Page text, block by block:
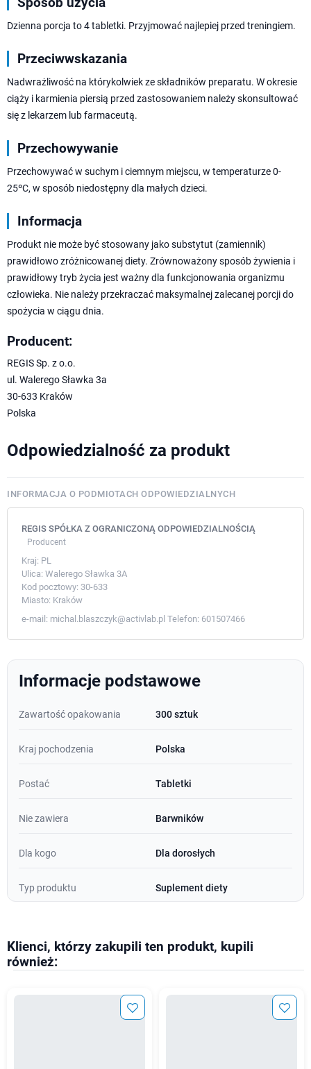
Dzienna porcja to 4 tabletki. Przyjmować najlepiej przed treningiem.
Przeciwwskazania
Nadwrażliwość na którykolwiek ze składników preparatu. W okresie
ciąży i karmienia piersią przed zastosowaniem należy skonsultować
się z lekarzem lub farmaceutą.
Przechowywanie
Przechowywać w suchym i ciemnym miejscu, w temperaturze 0-
25ºC, w sposób niedostępny dla małych dzieci.
Informacja
Produkt nie może być stosowany jako substytut (zamiennik)
prawidłowo zróżnicowanej diety. Zrównoważony sposób żywienia i
prawidłowy tryb życia jest ważny dla funkcjonowania organizmu
człowieka. Nie należy przekraczać maksymalnej zalecanej porcji do
spożycia w ciągu dnia.
Producent:
REGIS Sp. z o.o.
ul. Walerego Sławka 3a
30-633 Kraków
Polska
Odpowiedzialność za produkt
INFORMACJA O PODMIOTACH ODPOWIEDZIALNYCH
REGIS SPÓŁKA Z OGRANICZONĄ ODPOWIEDZIALNOŚCIĄ
Producent
Kraj: PL
Ulica: Walerego Sławka 3A
Kod pocztowy: 30-633
Miasto: Kraków
e-mail: michal.blaszczyk@activlab.pl Telefon: 601507466
Informacje podstawowe
Zawartość opakowania 300 sztuk
Kraj pochodzenia Polska
Postać Tabletki
Nie zawiera Barwników
Dla kogo Dla dorosłych
Typ produktu Suplement diety
Klienci, którzy zakupili ten produkt, kupili
również: